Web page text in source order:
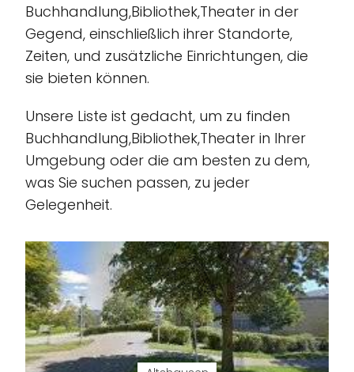
Buchhandlung,Bibliothek,Theater in der
Gegend, einschließlich ihrer Standorte,
Zeiten, und zusätzliche Einrichtungen, die
sie bieten können.
Unsere Liste ist gedacht, um zu finden
Buchhandlung,Bibliothek,Theater in Ihrer
Umgebung oder die am besten zu dem,
was Sie suchen passen, zu jeder
Gelegenheit.